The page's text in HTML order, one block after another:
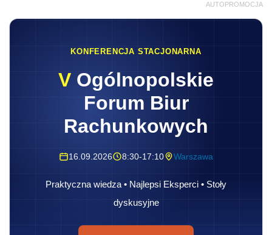
AUTOPROMOCJA
KONFERENCJA STACJONARNA
V Ogólnopolskie
Forum Biur
Rachunkowych
16.09.2026 8:30-17:10 Warszawa
Praktyczna wiedza • Najlepsi Eksperci • Stoły
dyskusyjne